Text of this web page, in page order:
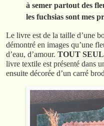
à semer partout des
les fuchsias sont mes
Le livre est de la taille d’une
démontré en images qu’une
d’eau, d’amour. TOUT
livre textile est présenté dans
ensuite décorée d’un carré